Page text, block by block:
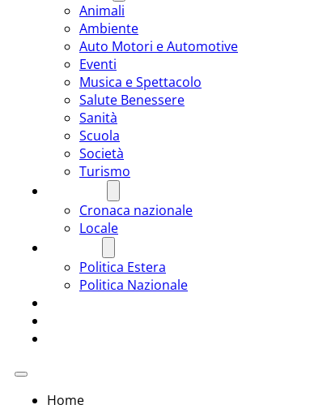
Animali
Ambiente
Auto Motori e Automotive
Eventi
Musica e Spettacolo
Salute Benessere
Sanità
Scuola
Società
Turismo
Cronaca nazionale
Locale
Politica Estera
Politica Nazionale
Home